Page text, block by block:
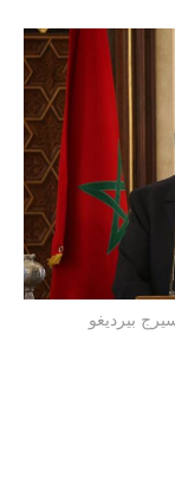
بيرديغو